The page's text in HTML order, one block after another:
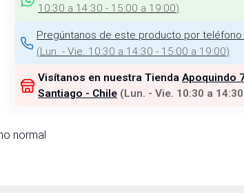
10:30 a 14:30 - 15:00 a 19:00)
Pregúntanos de este producto por teléfono
(Lun. - Vie. 10:30 a 14:30 - 15:00 a 19:00)
Visítanos en nuestra Tienda Apoquindo
Santiago - Chile (Lun. - Vie. 10:30 a
normal